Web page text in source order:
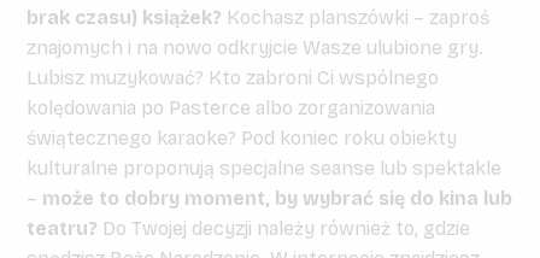
brak czasu) książek? Kochasz planszówki – zaproś
znajomych i na nowo odkryjcie Wasze ulubione gry.
Lubisz muzykować? Kto zabroni Ci wspólnego
kolędowania po Pasterce albo zorganizowania
świątecznego karaoke? Pod koniec roku obiekty
kulturalne proponują specjalne seanse lub spektakle
– może to dobry moment, by wybrać się do kina lub
teatru? Do Twojej decyzji należy również to, gdzie